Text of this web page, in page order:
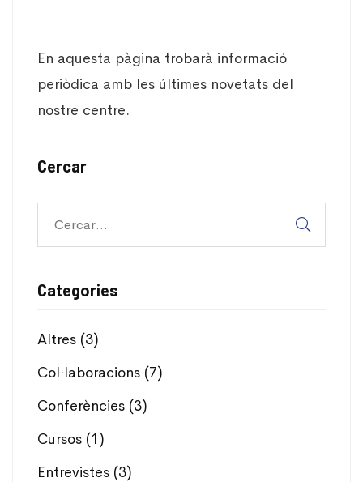
En aquesta pàgina trobarà informació
periòdica amb les últimes novetats del
nostre centre.
Cercar
Categories
Altres (3)
Col·laboracions (7)
Conferències (3)
Cursos (1)
Entrevistes (3)